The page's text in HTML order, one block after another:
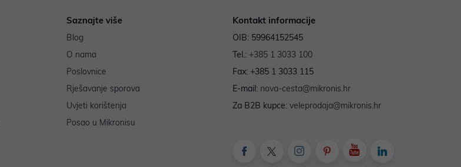
Saznajte više
Blog
O nama
Poslovnice
Rješavanje sporova
Uvjeti korištenja
Posao u Mikronisu
Kontakt informacije
OIB: 59964152545
Tel.: +385 1 3033 100
Fax: +385 1 3033 115
E-mail: nova-cesta@mikronis.hr
Za B2B kupce: veleprodaja@mikronis.hr